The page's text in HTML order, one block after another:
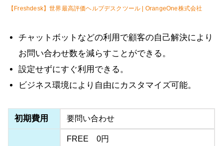
【Freshdesk】世界最高評価ヘルプデスクツール | OrangeOne株式会社
チャットボットなどの利用で顧客の自己解決により
お問い合わせ数を減らすことができる。
設定せずにすぐ利用できる。
ビジネス環境により自由にカスタマイズ可能。
初期費用 要問い合わせ
FREE 0円